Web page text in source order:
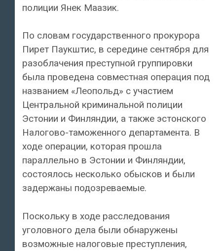
полиции Янек Маазик.
По словам государственного прокурора
Пирет Паукштис, в середине сентября для
разоблачения преступной группировки
была проведена совместная операция под
названием «Леопольд» с участием
Центральной криминальной полиции
Эстонии и Финляндии, а также эстонского
Налогово-таможенного департамента. В
ходе операции, которая прошла
параллельно в Эстонии и Финляндии,
состоялось несколько обысков и были
задержаны подозреваемые.
Поскольку в ходе расследования
уголовного дела были обнаружены
возможные налоговые преступления,